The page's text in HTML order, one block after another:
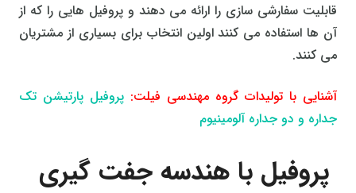
قابلیت سفارشی سازی را ارائه می دهند و پروفیل هایی را که از
آن ها استفاده می کنند اولین انتخاب برای بسیاری از مشتریان
می کنند.
آشنایی با تولیدات گروه مهندسی فیلت: پروفیل پارتیشن تک
جداره و دو جداره آلومینیوم
پروفیل با هندسه جفت گیری